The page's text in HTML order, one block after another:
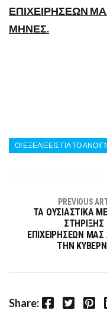
ΕΠΙΧΕΙΡΗΣΕΩΝ
ΜΗΝΕΣ.
ΟΙ ΕΞΕΛΙΞΕΙΣ ΓΙΑ ΤΟ
PREVIOUS
ΤΑ ΟΥΣΙΑΣΤΙΚΑ
ΕΠΙΧΕΙΡΗΣΕΩΝ
ΤΗΝ
Share: Facebook Twitter Pinterest